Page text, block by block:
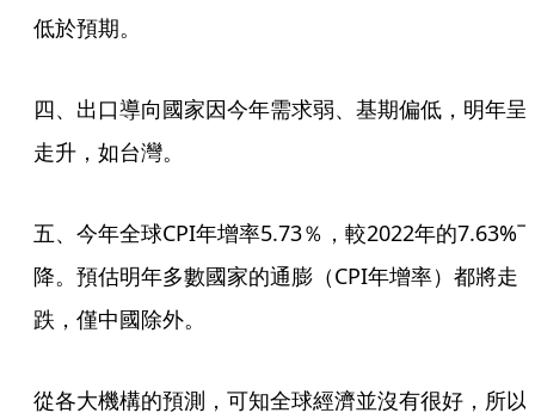
低於預期。
四、出口導向國家因今年需求弱、基期偏低，明年呈
走升，如台灣。
五、今年全球CPI年增率5.73％，較2022年的7.63%
降。預估明年多數國家的通膨（CPI年增率）都將走
跌，僅中國除外。
從各大機構的預測，可知全球經濟並沒有很好，所以